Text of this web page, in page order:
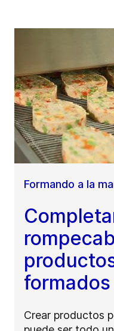
Formando a la
formados
Crear productos